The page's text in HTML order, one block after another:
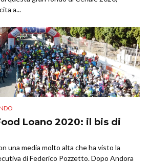
a...
Loano 2020: il bis di
una media molto alta che ha visto la
di Federico Pozzetto. Dopo Andora